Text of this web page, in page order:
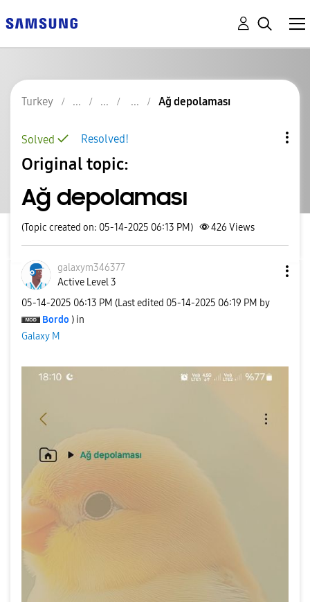
Turkey Ağ depolaması
Resolved!
Solved
Original topic:
Ağ depolaması
(Topic created on: 05-14-2025 06:13 PM) 426 Views
galaxym346377
Active Level 3
‎05-14-2025 06:13 PM (Last edited ‎05-14-2025 06:19 PM by
Bordo ) in
Galaxy M